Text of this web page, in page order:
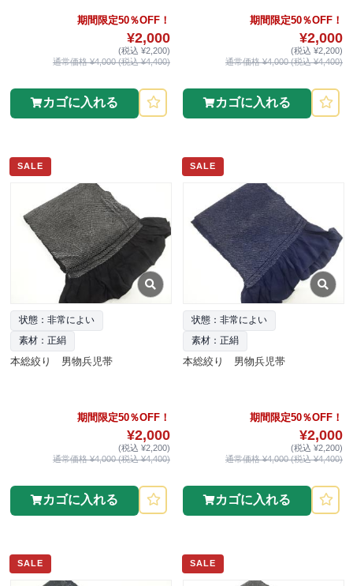
期間限定50％OFF！
¥2,000
(税込 ¥2,200)
通常価格 ¥4,000 (税込 ¥4,400)
カゴに入れる
期間限定50％OFF！
¥2,000
(税込 ¥2,200)
通常価格 ¥4,000 (税込 ¥4,400)
カゴに入れる
SALE
状態：非常によい
素材：正絹
本総絞り 男物兵児帯
期間限定50％OFF！
¥2,000
(税込 ¥2,200)
通常価格 ¥4,000 (税込 ¥4,400)
カゴに入れる
SALE
状態：非常によい
素材：正絹
本総絞り 男物兵児帯
期間限定50％OFF！
¥2,000
(税込 ¥2,200)
通常価格 ¥4,000 (税込 ¥4,400)
カゴに入れる
SALE SALE